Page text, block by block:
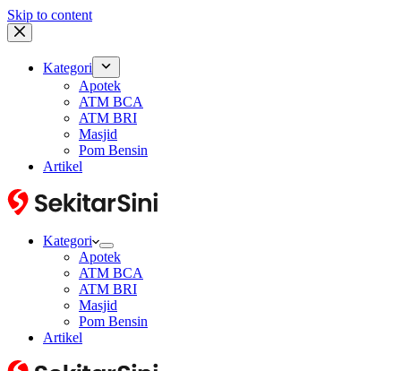
Skip to content
Kategori
Apotek
ATM BCA
ATM BRI
Masjid
Pom Bensin
Artikel
Kategori
Apotek
ATM BCA
ATM BRI
Masjid
Pom Bensin
Artikel